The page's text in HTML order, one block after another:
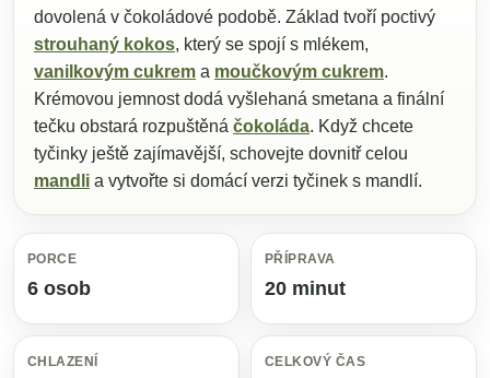
dovolená v čokoládové podobě. Základ tvoří poctivý
strouhaný kokos, který se spojí s mlékem,
vanilkovým cukrem a moučkovým cukrem.
Krémovou jemnost dodá vyšlehaná smetana a finální
tečku obstará rozpuštěná čokoláda. Když chcete
tyčinky ještě zajímavější, schovejte dovnitř celou
mandli a vytvořte si domácí verzi tyčinek s mandlí.
PORCE
6 osob
PŘÍPRAVA
20 minut
CHLAZENÍ CELKOVÝ ČAS